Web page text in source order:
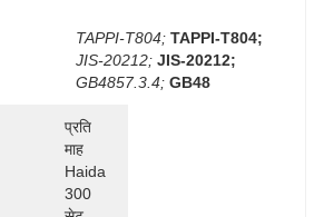
TAPPI-T804; TAPPI-T804;
JIS-20212; JIS-20212;
GB4857.3.4; GB48
प्रति
माह
Haida
300